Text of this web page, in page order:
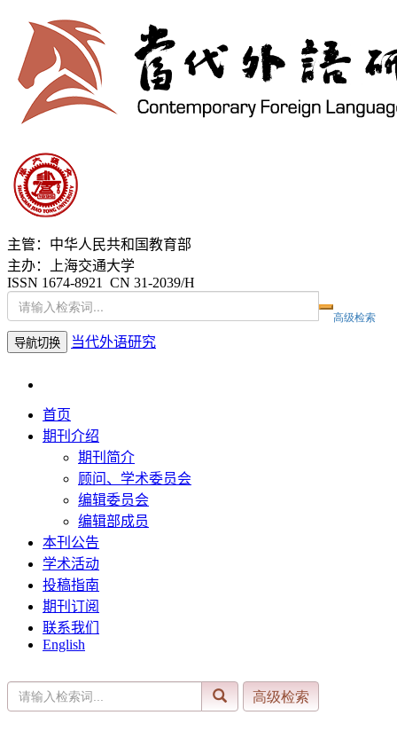
主管：中华人民共和国教育部
主办：上海交通大学
ISSN 1674-8921 CN 31-2039/H
导航切换 当代外语研究
首页
期刊介绍
期刊简介
顾问、学术委员会
编辑委员会
编辑部成员
本刊公告
学术活动
投稿指南
期刊订阅
联系我们
English